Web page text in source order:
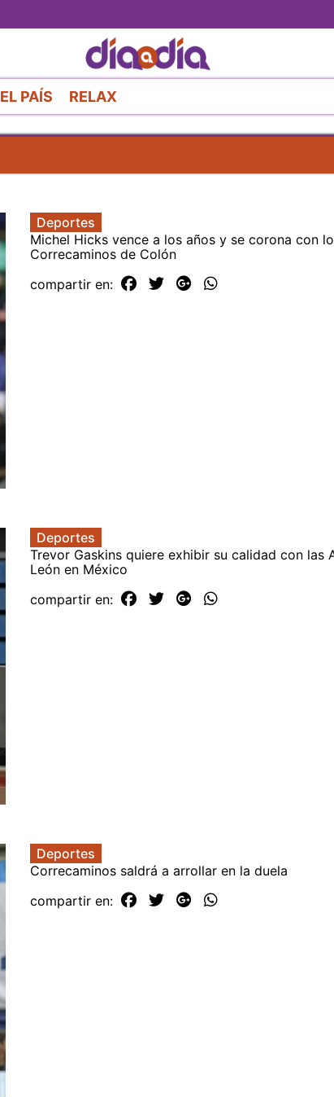
al
contenido
principal
EL PAÍS RELAX
Deportes
Michel Hicks vence a los años y se corona con
Correcaminos de Colón
compartir en:
Deportes
Trevor Gaskins quiere exhibir su calidad con las
León en México
compartir en:
Deportes
Correcaminos saldrá a arrollar en la duela
compartir en: